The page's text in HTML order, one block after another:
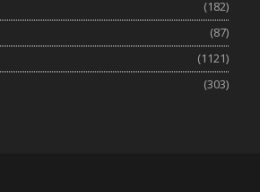
(182)
(87)
(1121)
(303)